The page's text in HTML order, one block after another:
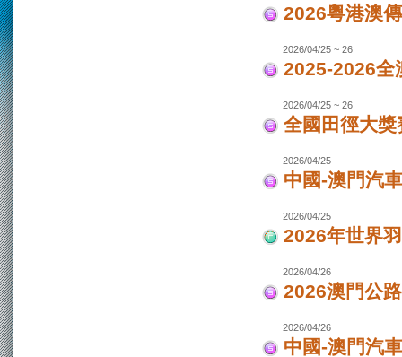
2026粵港澳
2026/04/25 ~ 26
2025-2026全
2026/04/25 ~ 26
全國田徑大獎
2026/04/25
中國-澳門汽
2026/04/25
2026年世界
2026/04/26
2026澳門公
2026/04/26
中國-澳門汽